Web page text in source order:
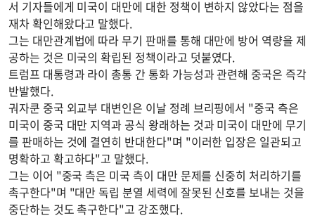
서 기자들에게 미국이 대만에 대한 정책이 변하지 않았다는 점을
재차 확인해왔다고 말했다.
그는 대만관계법에 따라 무기 판매를 통해 대만에 방어 역량을 제
공하는 것은 미국의 확립된 정책이라고 덧붙였다.
트럼프 대통령과 라이 총통 간 통화 가능성과 관련해 중국은 즉각
반발했다.
궈자쿤 중국 외교부 대변인은 이날 정례 브리핑에서 "중국 측은
미국이 중국 대만 지역과 공식 왕래하는 것과 미국이 대만에 무기
를 판매하는 것에 결연히 반대한다"며 "이러한 입장은 일관되고
명확하고 확고하다"고 말했다.
그는 이어 "중국 측은 미국 측이 대만 문제를 신중히 처리하기를
촉구한다"며 "대만 독립 분열 세력에 잘못된 신호를 보내는 것을
중단하는 것도 촉구한다"고 강조했다.